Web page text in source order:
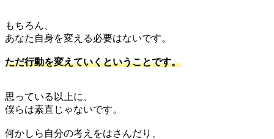
もちろん、
あなた自身を変える必要はないです。
ただ行動を変えていくということです。
思っている以上に、
僕らは素直じゃないです。
何かしら自分の考えをはさんだり、